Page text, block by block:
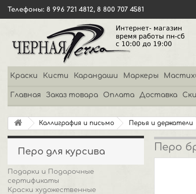
Телефоны: 8 996 721 4812, 8 800 707 4581
Краски Кисти Карандаши Маркеры
Главная Заказ товара Оплата Доставка
Каллиграфия и письмо Перья и держатели
Перо для курсива
Подарки и Подарочные
сертификаты
Краски художественные
Перо